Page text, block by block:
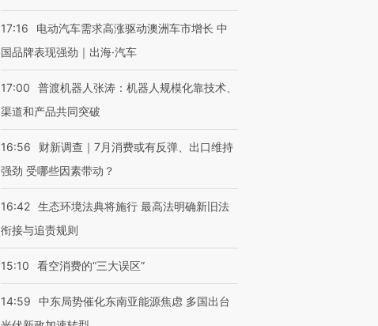
17:16
电动汽车需求高涨驱动澳洲车市增长 中
国品牌表现强劲｜出海·汽车
17:00
普渡机器人张涛：机器人规模化靠技术、
渠道和产品共同突破
16:56
财新调查｜7月消费或有反弹、出口维持
强劲 受哪些因素带动？
16:42 生态环境法典将施行 最高法明确新旧法
衔接与追责规则
15:10 看空消费的“三大误区”
14:59
中东局势催化东南亚能源焦虑 多国出台